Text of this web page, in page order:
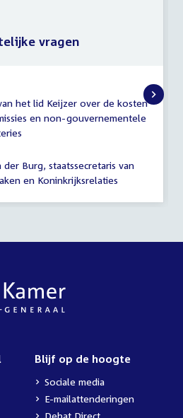
het lid Keijzer over de kosten
en non-gouvernementele
der Burg, staatssecretaris van
en Koninkrijksrelaties
vragen
Blijf op de hoogte
Sociale media
E-mailattenderingen
Debat Direct